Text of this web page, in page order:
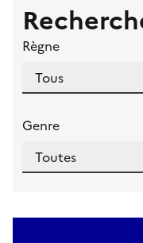
Règne
Genre